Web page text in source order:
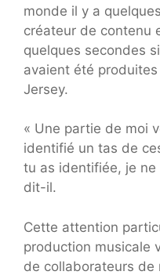
monde il y a
créateur de contenu
quelques secondes
avaient été
Jersey.
« Une partie de moi
identifié un tas de
tu as identifiée, je ne
dit-il.
Cette attention
production musicale
de collaborateurs de